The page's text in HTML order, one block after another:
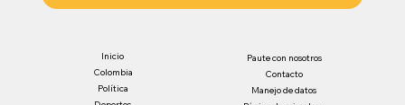
Inicio
Colombia
Política
Paute con nosotros
Contacto
Manejo de datos